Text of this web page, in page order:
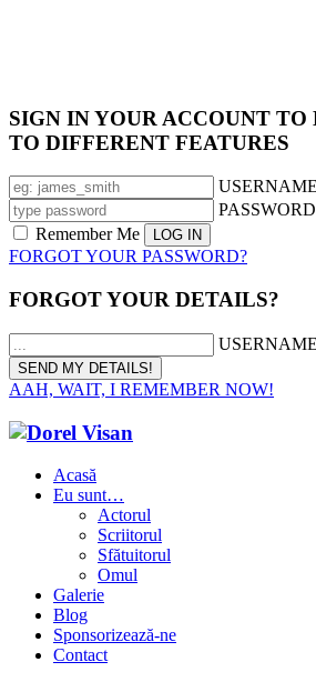
SIGN IN YOUR ACCOUNT TO
TO DIFFERENT FEATURES
USERNAME
PASSWORD
Remember Me
FORGOT YOUR PASSWORD?
FORGOT YOUR DETAILS?
AAH, WAIT, I REMEMBER NOW!
Acasă
Eu sunt…
Actorul
Scriitorul
Sfătuitorul
Omul
Galerie
Blog
Sponsorizează-ne
Contact